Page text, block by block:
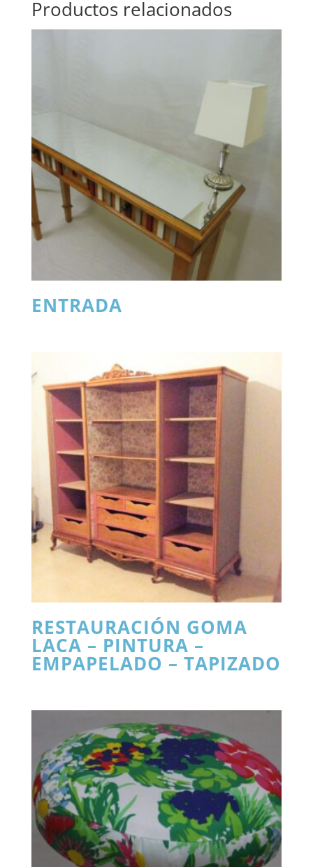
Productos relacionados
ENTRADA
RESTAURACIÓN GOMA
LACA – PINTURA –
EMPAPELADO – TAPIZADO